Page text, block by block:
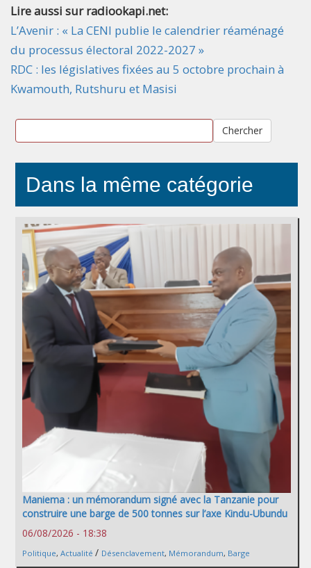
Lire aussi sur radiookapi.net:
L’Avenir : « La CENI publie le calendrier réaménagé
du processus électoral 2022-2027 »
RDC : les législatives fixées au 5 octobre prochain à
Kwamouth, Rutshuru et Masisi
Chercher
Dans la même catégorie
Maniema : un mémorandum signé avec la Tanzanie pour
construire une barge de 500 tonnes sur l’axe Kindu-Ubundu
06/08/2026 - 18:38
Politique, Actualité / Désenclavement, Mémorandum, Barge